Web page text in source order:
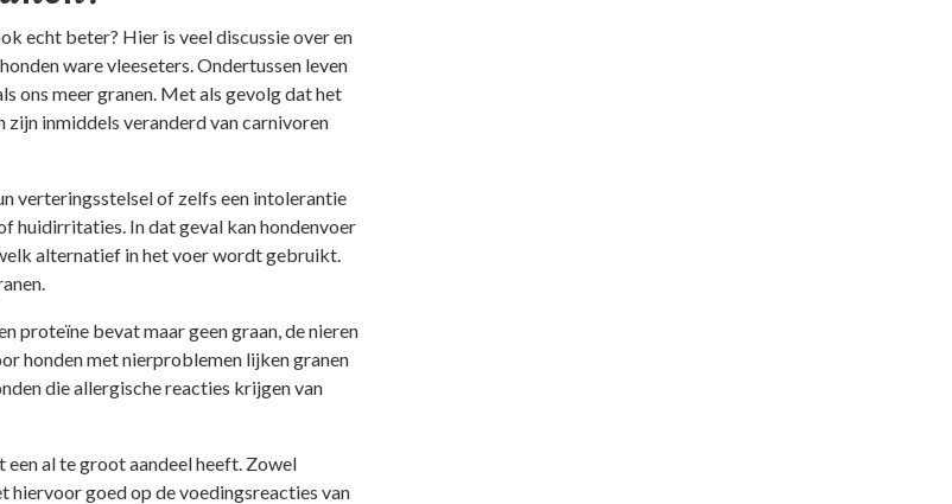
echt beter? Hier is veel discussie over en
ware vleeseters. Ondertussen leven
ons meer granen. Met als gevolg dat het
zijn inmiddels veranderd van carnivoren
verteringsstelsel of zelfs een intolerantie
huidirritaties. In dat geval kan hondenvoer
alternatief in het voer wordt gebruikt.
proteïne bevat maar geen graan, de nieren
honden met nierproblemen lijken granen
die allergische reacties krijgen van
al te groot aandeel heeft. Zowel
hiervoor goed op de voedingsreacties van